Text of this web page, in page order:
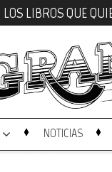
LOS LIBROS QUE
NOTICIAS